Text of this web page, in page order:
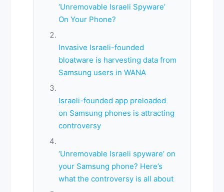
‘Unremovable Israeli Spyware’
On Your Phone?
Invasive Israeli-founded
bloatware is harvesting data from
Samsung users in WANA
Israeli-founded app preloaded
on Samsung phones is attracting
controversy
‘Unremovable Israeli spyware’ on
your Samsung phone? Here’s
what the controversy is all about